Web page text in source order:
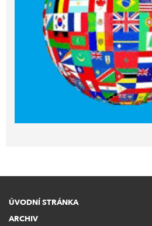
ÚVODNÍ STRÁNKA
ARCHIV